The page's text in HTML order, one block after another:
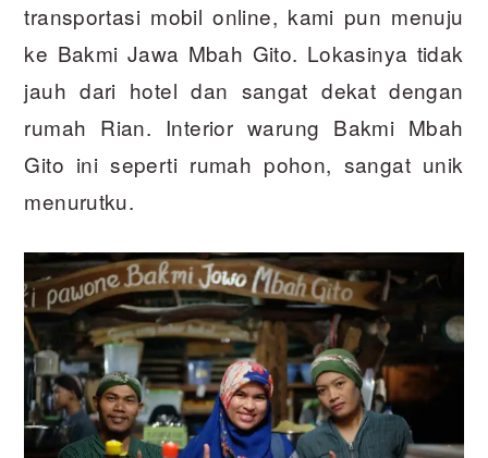
transportasi mobil online, kami pun menuju
ke Bakmi Jawa Mbah Gito. Lokasinya tidak
jauh dari hotel dan sangat dekat dengan
rumah Rian. Interior warung Bakmi Mbah
Gito ini seperti rumah pohon, sangat unik
menurutku.